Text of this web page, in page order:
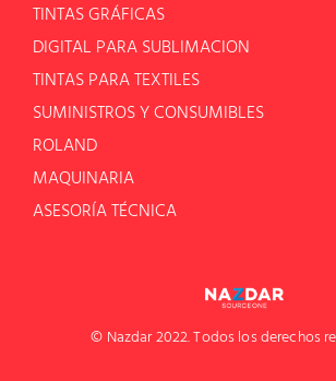
TINTAS GRÁFICAS
DIGITAL PARA SUBLIMACION
TINTAS PARA TEXTILES
SUMINISTROS Y CONSUMIBLES
ROLAND
MAQUINARIA
ASESORÍA TÉCNICA
© Nazdar 2022. Todos los derechos